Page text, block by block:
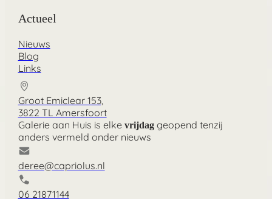
Actueel
Nieuws
Blog
Links
Groot Emiclear 153,
3822 TL Amersfoort
Galerie aan Huis is elke vrijdaggeopend tenzij
anders vermeld onder nieuws
deree@capriolus.nl
06 21871144